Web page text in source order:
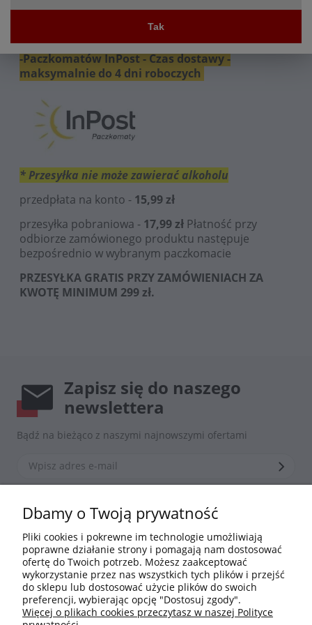
Tak
-Paczkomatów InPost - Czas dostawy -
maksymalnie do 4 dni roboczych
* Przesyłka nie może zawierać alkoholu
przedpłata na konto - 15,99 zł
przesyłka pobraniowa - 17,99 zł Płatność przy
odbiorze zamówionego produktu następuje
bezpośrednio w wybranym paczkomacie
PRZESYŁKA GRATIS PRZY ZAMÓWIENIACH ZA
KWOTĘ MINIMUM 299 zł.
Zapisz się do naszego
newslettera
Bądź na bieżąco z naszymi najnowszymi ofertami
*Zapisując się zgadzasz się z nasząpolityką prywatności
Informacje
Moje konto
Dbamy o Twoją prywatność
Pliki cookies i pokrewne im technologie umożliwiają
poprawne działanie strony i pomagają nam dostosować
ofertę do Twoich potrzeb. Możesz zaakceptować
wykorzystanie przez nas wszystkich tych plików i przejść
do sklepu lub dostosować użycie plików do swoich
preferencji, wybierając opcję "Dostosuj zgody".
Więcej o plikach cookies przeczytasz w naszej Polityce